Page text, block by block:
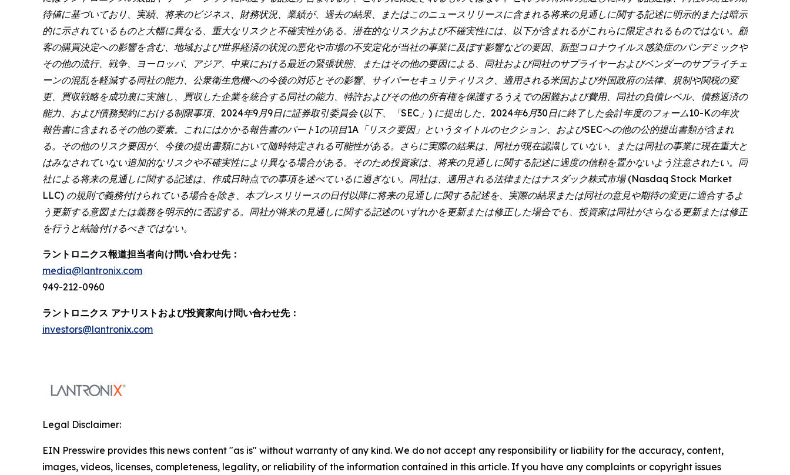
待値に基づいており、実績、将来のビジネス、財務状況、業績が、過去の結果、またはこのニュースリリースに含まれる将来の見通しに関する記述に明示的または暗示
的に示されているものと大幅に異なる、重大なリスクと不確実性がある。潜在的なリスクおよび不確実性には、以下が含まれるがこれらに限定されるものではない。顧
客の購買決定への影響を含む、地域および世界経済の状況の悪化や市場の不安定化が当社の事業に及ぼす影響などの要因、新型コロナウイルス感染症のパンデミックや
その他の流行、戦争、ヨーロッパ、アジア、中東における最近の緊張状態、またはその他の要因による、同社および同社のサプライヤーおよびベンダーのサプライチェ
ーンの混乱を軽減する同社の能力、公衆衛生危機への今後の対応とその影響、サイバーセキュリティリスク、適用される米国および外国政府の法律、規制や関税の変
更、買収戦略を成功裏に実施し、買収した企業を統合する同社の能力、特許およびその他の所有権を保護するうえでの困難および費用、同社の負債レベル、債務返済の
能力、および債務契約における制限事項、2024年9月9日に証券取引委員会 (以下、「SEC」) に提出した、2024年6月30日に終了した会計年度のフォーム10-Kの年次
報告書に含まれるその他の要素。これにはかかる報告書のパートIの項目1A「リスク要因」というタイトルのセクション、およびSECへの他の公的提出書類が含まれ
る。その他のリスク要因が、今後の提出書類において随時特定される可能性がある。さらに実際の結果は、同社が現在認識していない、または同社の事業に現在重大と
はみなされていない追加的なリスクや不確実性により異なる場合がある。そのため投資家は、将来の見通しに関する記述に過度の信頼を置かないよう注意されたい。同
社による将来の見通しに関する記述は、作成日時点での事項を述べているに過ぎない。同社は、適用される法律またはナスダック株式市場 (Nasdaq Stock Market
LLC) の規則で義務付けられている場合を除き、本プレスリリースの日付以降に将来の見通しに関する記述を、実際の結果または同社の意見や期待の変更に適合するよ
う更新する意図または義務を明示的に否認する。同社が将来の見通しに関する記述のいずれかを更新または修正した場合でも、投資家は同社がさらなる更新または修正
を行うと結論付けるべきではない。
ラントロニクス報道担当者向け問い合わせ先：
media@lantronix.com
949-212-0960
ラントロニクス アナリストおよび投資家向け問い合わせ先：
investors@lantronix.com
Legal Disclaimer:
EIN Presswire provides this news content "as is" without warranty of any kind. We do not accept any responsibility or liability for the accuracy, content,
images, videos, licenses, completeness, legality, or reliability of the information contained in this article. If you have any complaints or copyright issues